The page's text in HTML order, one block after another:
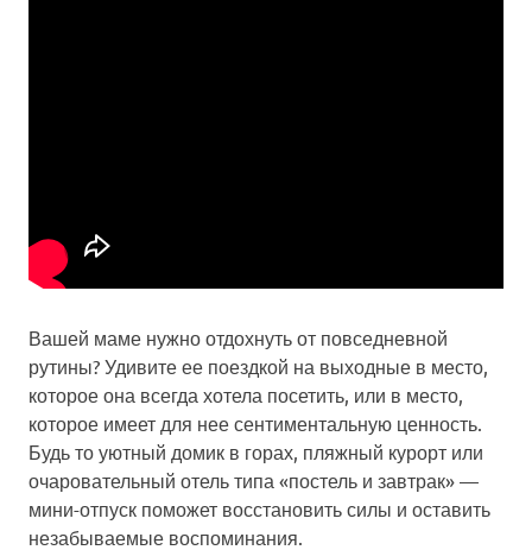
Вашей маме нужно отдохнуть от повседневной
рутины? Удивите ее поездкой на выходные в место,
которое она всегда хотела посетить, или в место,
которое имеет для нее сентиментальную ценность.
Будь то уютный домик в горах, пляжный курорт или
очаровательный отель типа «постель и завтрак» —
мини-отпуск поможет восстановить силы и оставить
незабываемые воспоминания.